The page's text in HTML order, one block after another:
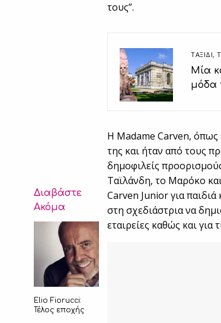
Διαβάστε
Ακόμα
Elio Fiorucci:
Τέλος εποχής
τους”.
ΤΑΞΙΔΙ,
Μία
μόδα
Η Madame Carven, όπως
της και ήταν από τους
δημοφιλείς
Ταϊλάνδη, το Μαρόκο
Carven Junior για
στη σχεδιάστρια να
εταιρείες καθώς και